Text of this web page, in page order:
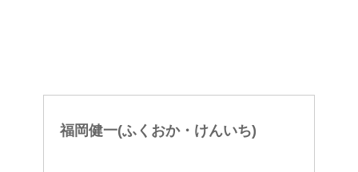
福岡健一(ふくおか・けんいち)